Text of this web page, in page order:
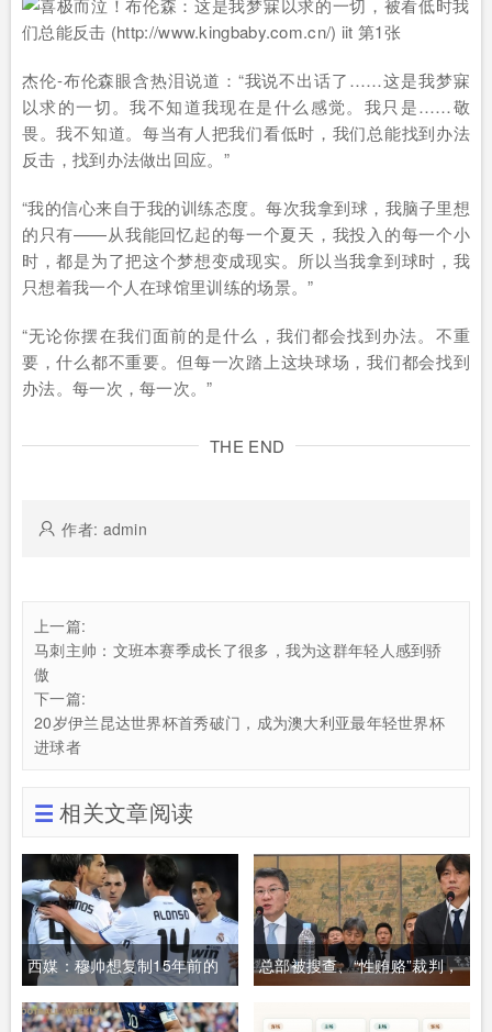
杰伦-布伦森眼含热泪说道：“我说不出话了……这是我梦寐
以求的一切。我不知道我现在是什么感觉。我只是……敬
畏。我不知道。每当有人把我们看低时，我们总能找到办法
反击，找到办法做出回应。”
“我的信心来自于我的训练态度。每次我拿到球，我脑子里想
的只有——从我能回忆起的每一个夏天，我投入的每一个小
时，都是为了把这个梦想变成现实。所以当我拿到球时，我
只想着我一个人在球馆里训练的场景。”
“无论你摆在我们面前的是什么，我们都会找到办法。不重
要，什么都不重要。但每一次踏上这块球场，我们都会找到
办法。每一次，每一次。”
THE END
作者: admin
上一篇:
马刺主帅：文班本赛季成长了很多，我为这群年轻人感到骄
傲
下一篇:
20岁伊兰昆达世界杯首秀破门，成为澳大利亚最年轻世界杯
进球者
相关文章阅读
西媒：穆帅想复制15年前的
皇马，但他缺少阿隆索这样的
总部被搜查、“性贿赂”裁判，